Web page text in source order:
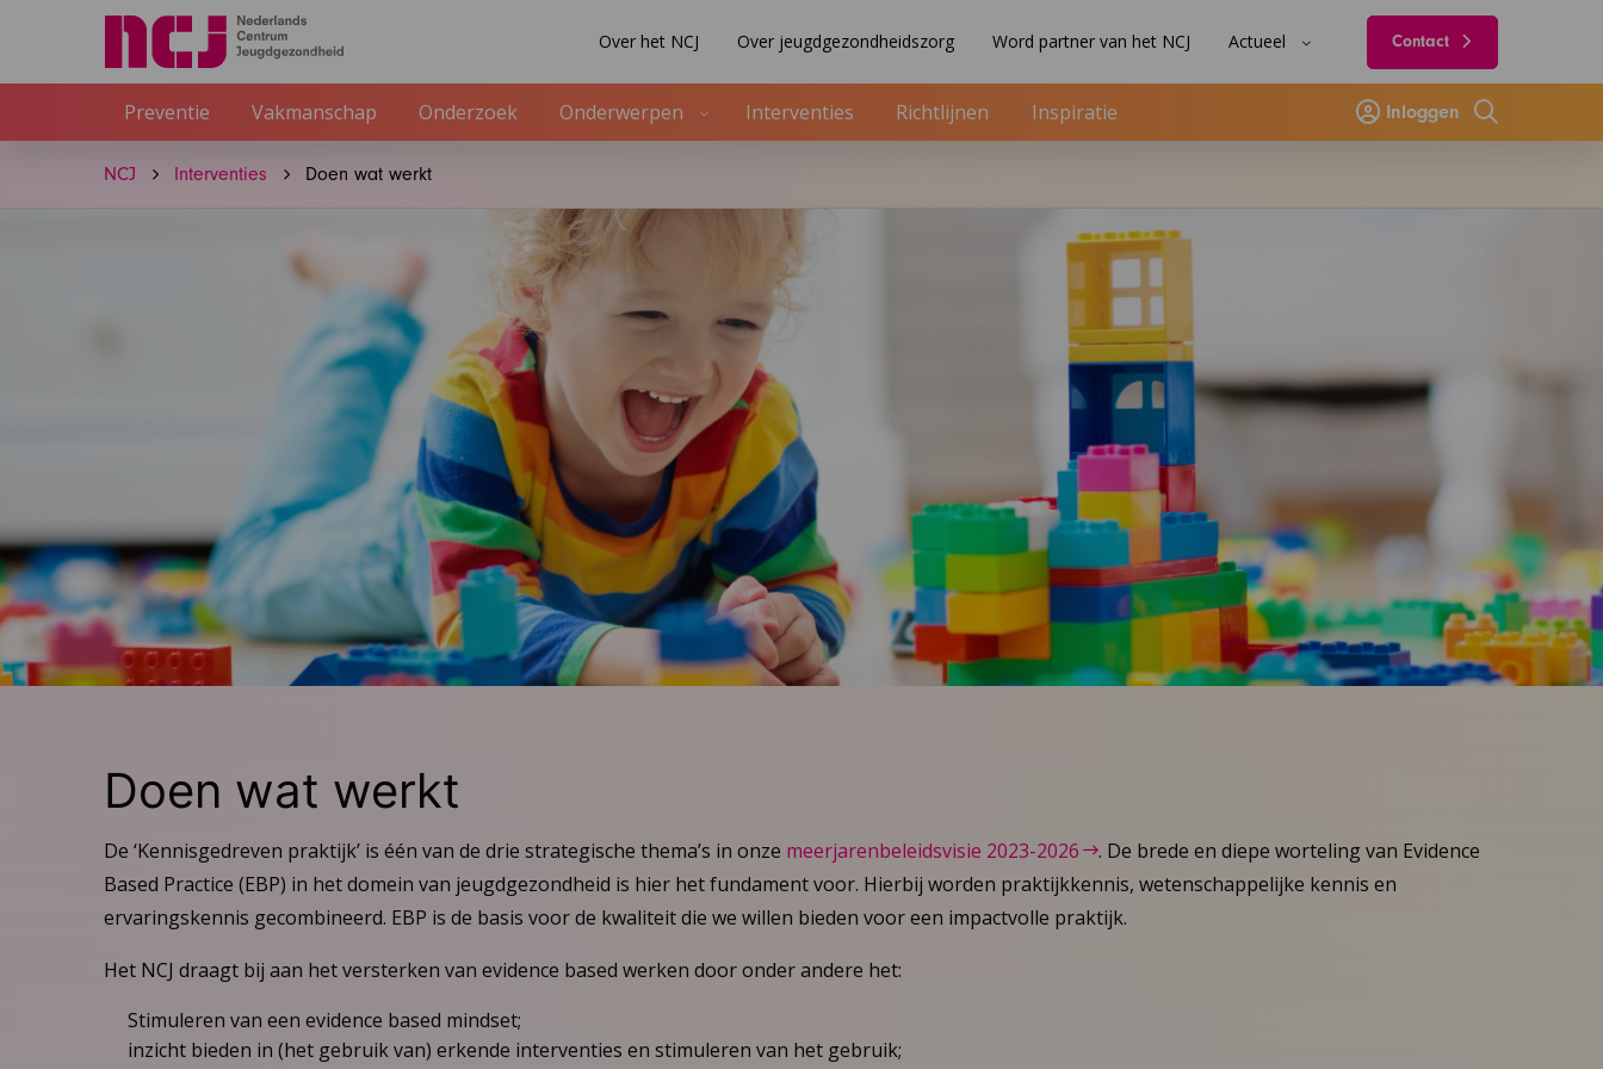
Over het NCJ Over jeugdgezondheidszorg Word partner van het NCJ Actueel Contact
Preventie Vakmanschap Onderzoek Onderwerpen Interventies Richtlijnen Inspiratie Inloggen
Zoeken
NCJ Interventies Doen wat werkt
Doen wat werkt
De ‘Kennisgedreven praktijk’ is één van de drie strategische thema’s in onze meerjarenbeleidsvisie 2023-2026
. De brede en diepe worteling van Evidence
Based Practice (EBP) in het domein van jeugdgezondheid is hier het fundament voor. Hierbij worden praktijkkennis, wetenschappelijke kennis en
ervaringskennis gecombineerd. EBP is de basis voor de kwaliteit die we willen bieden voor een impactvolle praktijk.
Het NCJ draagt bij aan het versterken van evidence based werken door onder andere het:
Stimuleren van een evidence based mindset;
inzicht bieden in (het gebruik van) erkende interventies en stimuleren van het gebruik;